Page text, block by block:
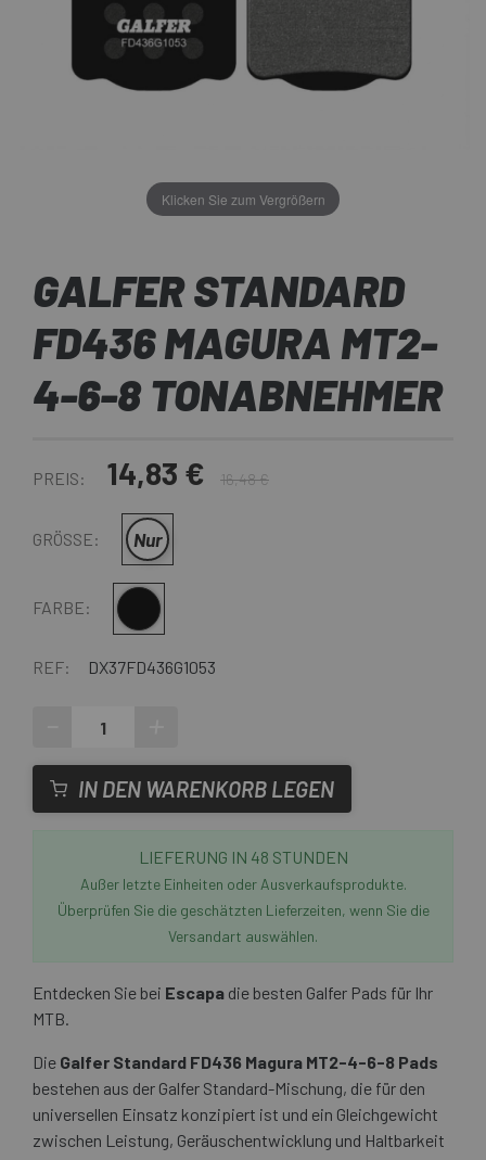
Klicken Sie zum Vergrößern
GALFER STANDARD
FD436 MAGURA MT2-
4-6-8 TONABNEHMER
PREIS: 14,83 € 16,48 €
GRÖSSE: Nur
FARBE: Multi
REF: DX37FD436G1053
IN DEN WARENKORB LEGEN
LIEFERUNG IN 48 STUNDEN
Außer letzte Einheiten oder Ausverkaufsprodukte.
Überprüfen Sie die geschätzten Lieferzeiten, wenn Sie die
Versandart auswählen.
Entdecken Sie bei Escapa die besten Galfer Pads für Ihr
MTB.
Die Galfer Standard FD436 Magura MT2-4-6-8 Pads
bestehen aus der Galfer Standard-Mischung, die für den
universellen Einsatz konzipiert ist und ein Gleichgewicht
zwischen Leistung, Geräuschentwicklung und Haltbarkeit